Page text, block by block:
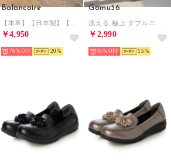
Balancoire
￥4,950
70% 20
Gomu56
￥2,990
65% 15